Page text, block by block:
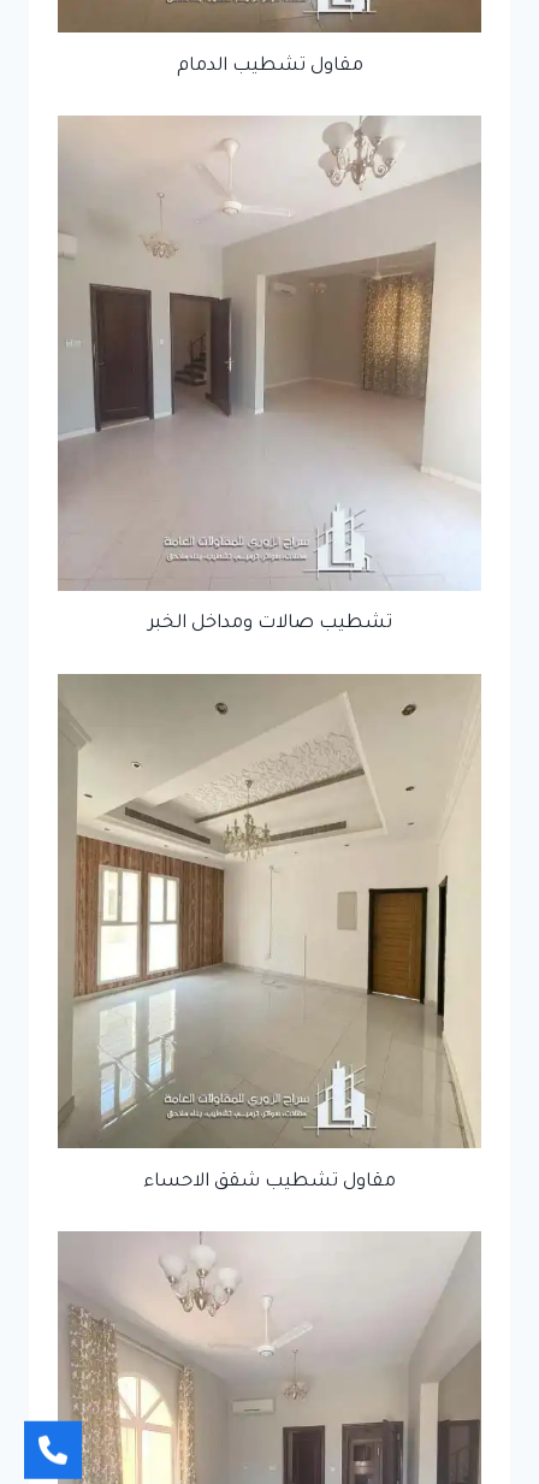
مقاول تشطيب الدمام
تشطيب صالات ومداخل الخبر
مقاول تشطيب شقق الاحساء